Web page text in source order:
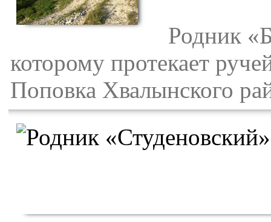
Родник
которому протекает
Поповка Хвалынского